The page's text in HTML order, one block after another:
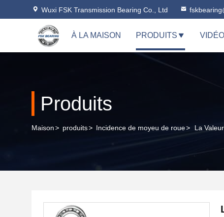
Wuxi FSK Transmission Bearing Co., Ltd
À LA MAISON PRODUITS
Produits
Maison> produits> Incidence de moyeu de roue> La